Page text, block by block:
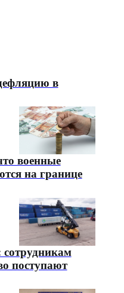
в
военные
на границе
поступают